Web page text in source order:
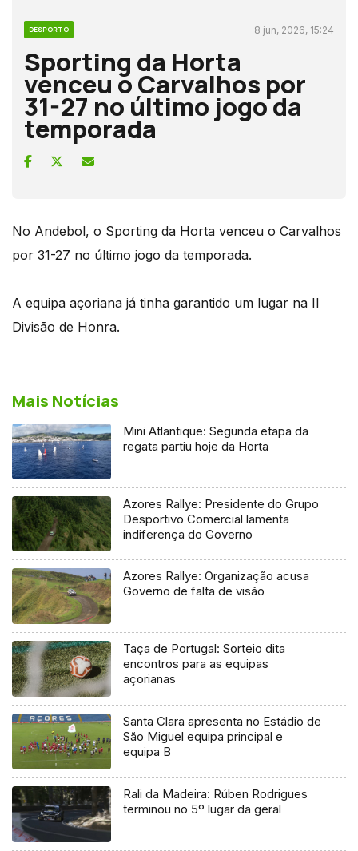
DESPORTO 8 jun, 2026, 15:24
Sporting da Horta
venceu o Carvalhos por
31-27 no último jogo da
temporada
No Andebol, o Sporting da Horta venceu o Carvalhos
por 31-27 no último jogo da temporada.
A equipa açoriana já tinha garantido um lugar na II
Divisão de Honra.
Mais Notícias
Mini Atlantique: Segunda etapa da
regata partiu hoje da Horta
Azores Rallye: Presidente do Grupo
Desportivo Comercial lamenta
indiferença do Governo
Azores Rallye: Organização acusa
Governo de falta de visão
Taça de Portugal: Sorteio dita
encontros para as equipas
açorianas
Santa Clara apresenta no Estádio de
São Miguel equipa principal e
equipa B
Rali da Madeira: Rúben Rodrigues
terminou no 5º lugar da geral